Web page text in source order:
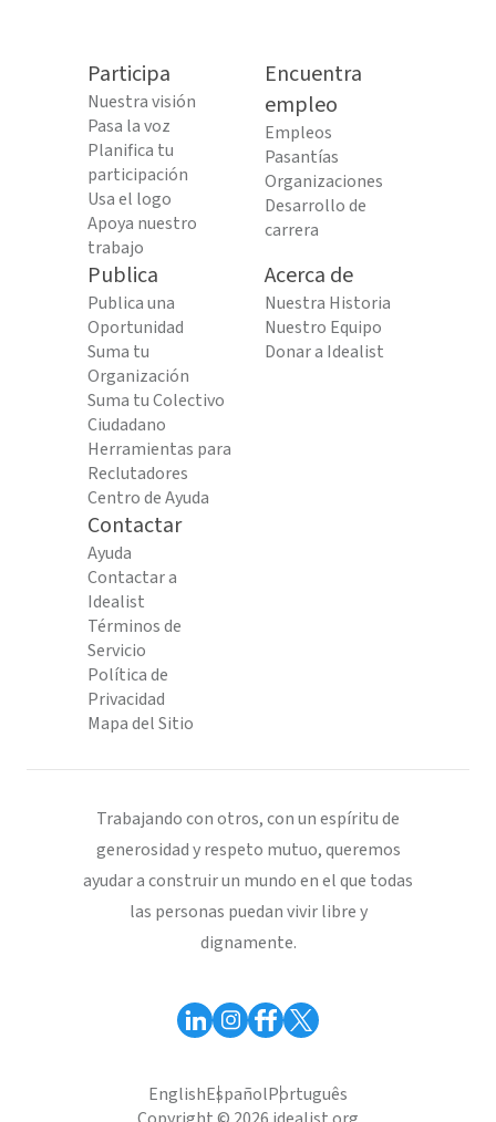
Participa
Nuestra visión
Pasa la voz
Planifica tu
participación
Usa el logo
Apoya nuestro
trabajo
Encuentra
empleo
Empleos
Pasantías
Organizaciones
Desarrollo de
carrera
Publica
Publica una
Oportunidad
Suma tu
Organización
Suma tu Colectivo
Ciudadano
Herramientas para
Reclutadores
Centro de Ayuda
Acerca de
Nuestra Historia
Nuestro Equipo
Donar a Idealist
Contactar
Ayuda
Contactar a
Idealist
Términos de
Servicio
Política de
Privacidad
Mapa del Sitio
Trabajando con otros, con un espíritu de
generosidad y respeto mutuo, queremos
ayudar a construir un mundo en el que todas
las personas puedan vivir libre y
dignamente.
EnglishEspañolPortuguês